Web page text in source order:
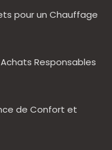
pour un Chauffage
Responsables
de Confort et